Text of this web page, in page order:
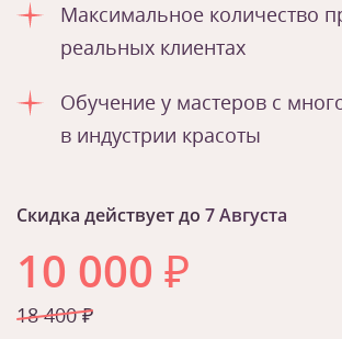
Максимальное количество
реальных клиентах
Обучение у мастеров с
в индустрии красоты
Скидка действует до 7 Августа
10 000 ₽
18 400 ₽